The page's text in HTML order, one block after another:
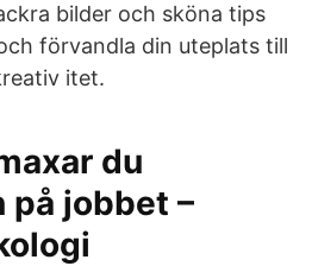
bilder och sköna tips
förvandla din uteplats till
itet.
du
jobbet –